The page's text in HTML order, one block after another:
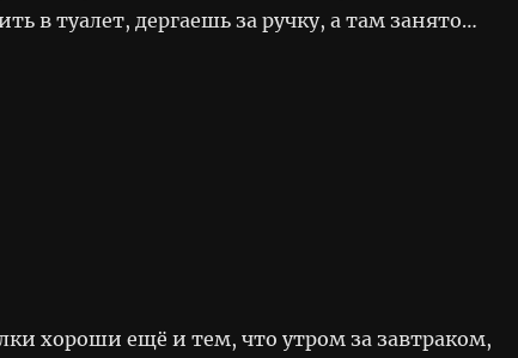
в туалет, дергаешь за ручку, а там занято…
хороши ещё и тем, что утром за завтраком,